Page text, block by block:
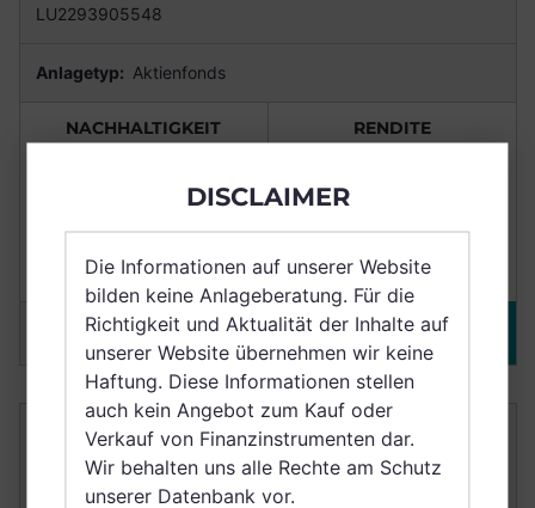
LU2293905548
Anlagetyp: Aktienfonds
NACHHALTIGKEIT
Punkte
Nachhaltig
RENDITE
+36,57%
(3 Jahre)
Merken DETAILS
NORDEA 1- GLOBAL SOCIAL EMPOWERMENT
FUND BI - EUR
LU2257592605
DISCLAIMER
Die Informationen auf unserer Website
bilden keine Anlageberatung. Für die
Richtigkeit und Aktualität der Inhalte auf
unserer Website übernehmen wir keine
Haftung. Diese Informationen stellen
auch kein Angebot zum Kauf oder
Verkauf von Finanzinstrumenten dar.
Wir behalten uns alle Rechte am Schutz
unserer Datenbank vor.